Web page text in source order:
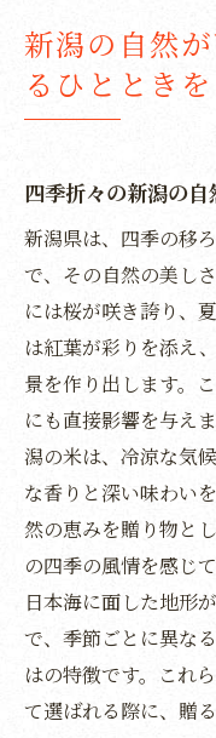
お歳暮に込め
新潟ならで
新潟の特産
地域の特
新潟特産品
新潟の特産
日本海の恩恵
密
日本海の幸
新潟の海
海の恵みを
新潟の海が
日本海の風
新潟の海鮮
ち
米どころ新潟
新潟の自然
るひとときを
四季折々の新潟の
新潟県は、四季の移
で、その自然の美し
には桜が咲き誇り、
は紅葉が彩りを添え
景を作り出します。
にも直接影響を与え
潟の米は、冷涼な気
な香りと深い味わい
然の恵みを贈り物と
の四季の風情を感じ
日本海に面した地形
で、季節ごとに異な
はの特徴です。これ
て選ばれる際に、贈